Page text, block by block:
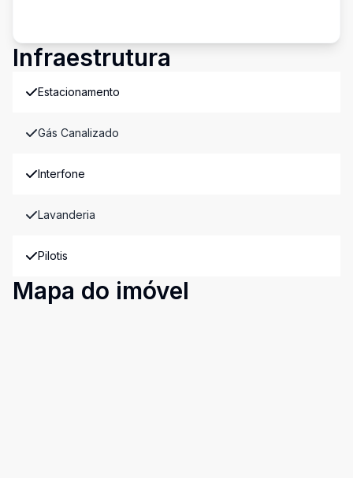
Infraestrutura
Estacionamento
Gás Canalizado
Interfone
Lavanderia
Pilotis
Mapa do imóvel